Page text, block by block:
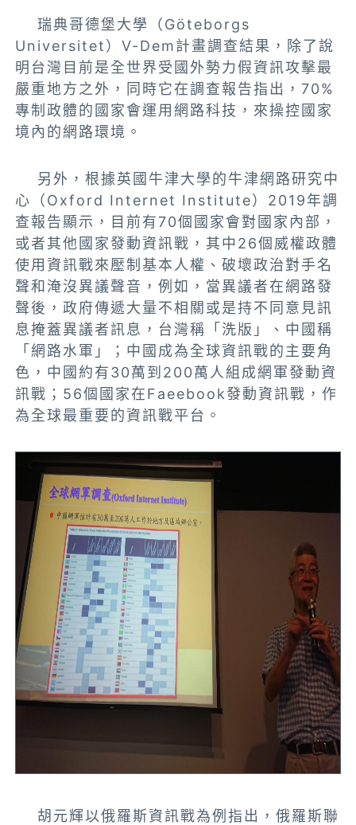
瑞典哥德堡大學（Göteborgs
Universitet）V-Dem計畫調查結果，除了說
明台灣目前是全世界受國外勢力假資訊攻擊最
嚴重地方之外，同時它在調查報告指出，70%
專制政體的國家會運用網路科技，來操控國家
境內的網路環境。
另外，根據英國牛津大學的牛津網路研究中
心（Oxford Internet Institute）2019年調
查報告顯示，目前有70個國家會對國家內部，
或者其他國家發動資訊戰，其中26個威權政體
使用資訊戰來壓制基本人權、破壞政治對手名
聲和淹沒異議聲音，例如，當異議者在網路發
聲後，政府傳遞大量不相關或是持不同意見訊
息掩蓋異議者訊息，台灣稱「洗版」、中國稱
「網路水軍」；中國成為全球資訊戰的主要角
色，中國約有30萬到200萬人組成網軍發動資
訊戰；56個國家在Faeebook發動資訊戰，作
為全球最重要的資訊戰平台。
胡元輝以俄羅斯資訊戰為例指出，俄羅斯聯